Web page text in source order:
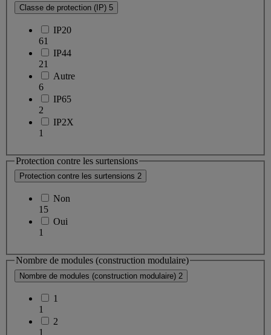
Classe de protection (IP) 5
IP20
61
IP44
21
Autre
6
IP65
2
IP2X
1
Protection contre les surtensions
Protection contre les surtensions 2
Non
15
Oui
1
Nombre de modules (construction modulaire)
Nombre de modules (construction modulaire) 2
1
1
2
1